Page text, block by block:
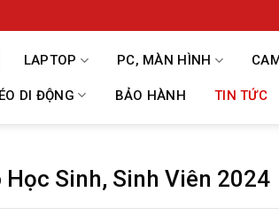
LAPTOP PC, MÀN HÌNH
DI ĐỘNG BẢO HÀNH TIN TỨC
Học Sinh, Sinh Viên 2024